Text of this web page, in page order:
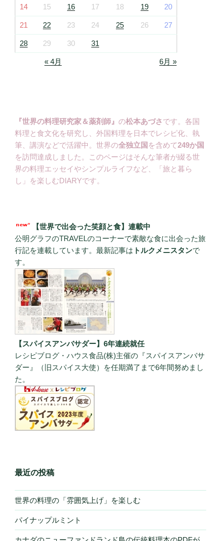
14 15 16 17 18 19 20
21 22 23 24 25 26 27
28 29 30 31
« 4月 6月 »
『世界の料理研究家＆薬剤師』 の松本あづさです。各国
料理と食文化を研究し、外国料理を日本でレシピ化、執
筆、講演などで活躍中。世界の全独立国 を含めて249か国
を訪問達成しました。このページはそんな筆者が綴る世
界の料理エッセイやシンプルライフなど、「旅と暮ら
し」を楽しむDIARYです。
【世界で出会った笑顔と食】連載中
公明グラフのTRAVELのコーナーで素敵な食に出会った旅
行記を連載しています。最新記事は トルクメニスタンで
す。
【スパイスアンバサダー】6年連続就任
レシピブログ・ハウス食品(株)主催の『スパイスアンバサ
ダー』（旧スパイス大使）を任期満了まで6年間努めまし
た。
最近の投稿
世界の料理の「雰囲気上げ」を楽しむ
パイナップルミント